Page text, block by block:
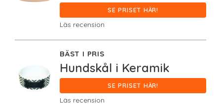
SE PRISET HÄR!
Läs recension
BÄST I PRIS
Hundskål i Keramik
SE PRISET HÄR!
Läs recension